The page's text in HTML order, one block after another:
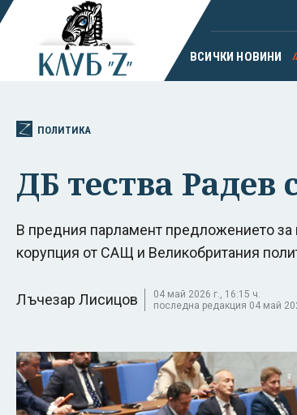
ВСИЧКИ НОВИНИ
ПОЛИТИКА
ДБ тества Радев
В предния парламент предложението за
корупция от САЩ и Великобритания
Лъчезар Лисицов
04 май 2026 г., 16:15 ч.
последна редакция 04 май